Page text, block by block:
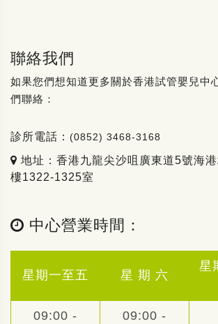
聯絡我們
如果您們想知道更多關於香港試管嬰兒中
們聯絡：
診所電話： (0852) 3468-3168
地址：香港九龍尖沙咀廣東道5號海
樓1322-1325室
中心營業時間：
星期一至五 星 期 六
星
09:00 - 09:00 -